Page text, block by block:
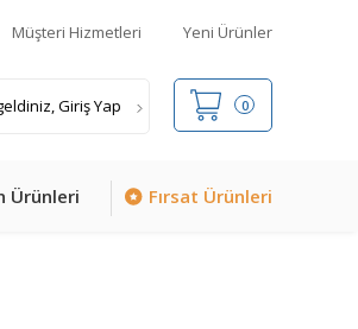
Müşteri Hizmetleri Yeni Ürünler
0
Giriş Yap
Ürünleri Fırsat Ürünleri